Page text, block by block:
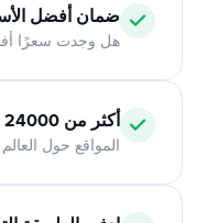
ضمان أفضل
هل وجدت سعرًا
أكثر من 24000 موقع استلام 24000
المواقع حول العالم